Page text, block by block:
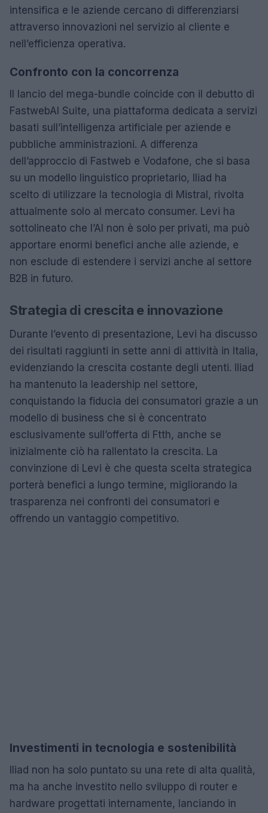
intensifica e le aziende cercano di differenziarsi
attraverso innovazioni nel servizio al cliente e
nell’efficienza operativa.
Confronto con la concorrenza
Il lancio del mega-bundle coincide con il debutto di
FastwebAI Suite, una piattaforma dedicata a servizi
basati sull’intelligenza artificiale per aziende e
pubbliche amministrazioni. A differenza
dell’approccio di Fastweb e Vodafone, che si basa
su un modello linguistico proprietario, Iliad ha
scelto di utilizzare la tecnologia di Mistral, rivolta
attualmente solo al mercato consumer. Levi ha
sottolineato che l’AI non è solo per privati, ma può
apportare enormi benefici anche alle aziende, e
non esclude di estendere i servizi anche al settore
B2B in futuro.
Strategia di crescita e innovazione
Durante l’evento di presentazione, Levi ha discusso
dei risultati raggiunti in sette anni di attività in Italia,
evidenziando la crescita costante degli utenti. Iliad
ha mantenuto la leadership nel settore,
conquistando la fiducia dei consumatori grazie a un
modello di business che si è concentrato
esclusivamente sull’offerta di Ftth, anche se
inizialmente ciò ha rallentato la crescita. La
convinzione di Levi è che questa scelta strategica
porterà benefici a lungo termine, migliorando la
trasparenza nei confronti dei consumatori e
offrendo un vantaggio competitivo.
Investimenti in tecnologia e sostenibilità
Iliad non ha solo puntato su una rete di alta qualità,
ma ha anche investito nello sviluppo di router e
hardware progettati internamente, lanciando in